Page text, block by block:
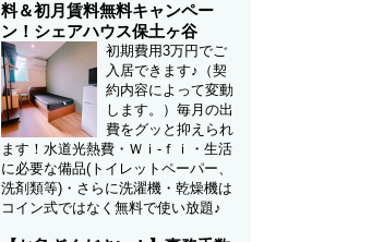
料＆初月賃料無料キャンペー
ン！シェアハウス保土ヶ谷
初期費用3万円でご
入居できます♪（契
約内容によって変動
します。）毎月の出
費をグッと抑えられ
ます！水道光熱費・Ｗｉ-ｆｉ・生活
に必要な備品(トイレットペーパー、
洗剤類等)・さらに洗濯機・乾燥機は
コイン式ではなく無料で使い放題♪